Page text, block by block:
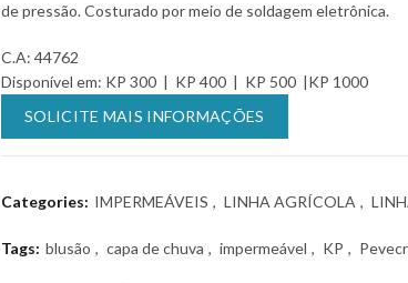
de pressão. Costurado por meio de soldagem eletrônica.
C.A: 44762
Disponível em: KP 300 | KP 400 | KP 500 |KP 1000
SOLICITE MAIS INFORMAÇÕES
Categories: IMPERMEÁVEIS , LINHA AGRÍCOLA ,
Tags: blusão , capa de chuva , impermeável , KP ,